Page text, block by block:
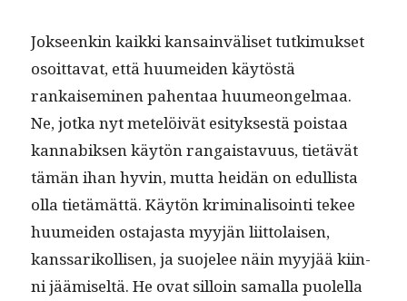
Jok­seenkin kaik­ki kan­sain­väliset tutkimuk­set
osoit­ta­vat, että huumei­den käytöstä
rankaisem­i­nen pahen­taa huume­on­gel­maa.
Ne, jot­ka nyt metelöivät esi­tyk­ses­tä pois­taa
kannabik­sen käytön ran­gais­tavu­us, tietävät
tämän ihan hyvin, mut­ta hei­dän on edullista
olla tietämät­tä. Käytön krim­i­nal­isoin­ti tekee
huumei­den osta­jas­ta myyjän liit­to­laisen,
kanssarikol­lisen, ja suo­jelee näin myyjää kiin­
ni jäämiseltä. He ovat sil­loin samal­la puolel­la